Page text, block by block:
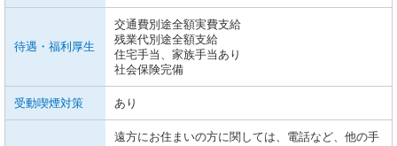
待遇・福利厚生
交通費別途全額実費支給
残業代別途全額支給
住宅手当、家族手当あり
社会保険完備
受動喫煙対策 あり
遠方にお住まいの方に関しては、電話など、他の手